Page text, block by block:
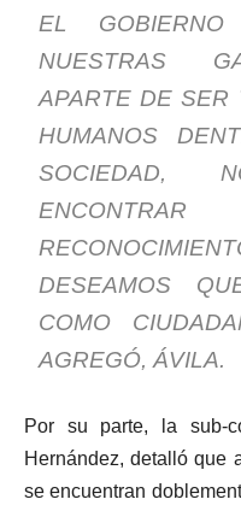
EL
NUESTRAS
APARTE DE SER
HUMANOS
SOCIEDAD,
DESEAMOS
COMO
AGREGÓ, ÁVILA.
Por su parte, la sub-
Hernández, detalló que
se encuentran